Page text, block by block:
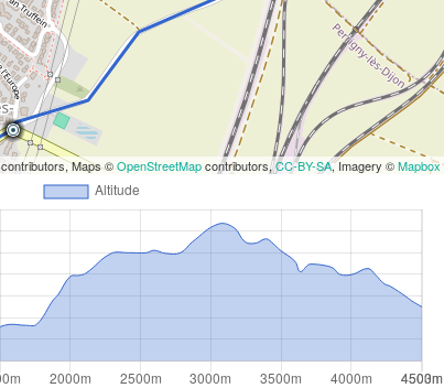
contributors, Maps ©OpenStreetMapcontributors,CC-BY-SA, Imagery ©Mapbox